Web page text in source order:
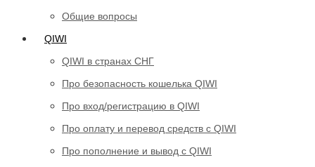
Общие вопросы
QIWI
QIWI в странах СНГ
Про безопасность кошелька QIWI
Про вход/регистрацию в QIWI
Про оплату и перевод средств c QIWI
Про пополнение и вывод с QIWI